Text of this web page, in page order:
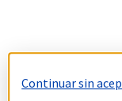
Continuar sin